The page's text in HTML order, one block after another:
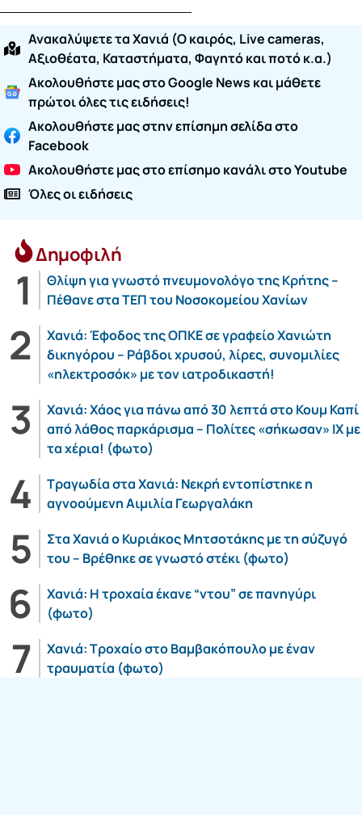
Ανακαλύψετε τα Χανιά (O καιρός, Live cameras,
Αξιοθέατα, Καταστήματα, Φαγητό και ποτό κ.α.)
Ακολουθήστε μας στο Google News και μάθετε
πρώτοι όλες τις ειδήσεις!
Ακολουθήστε μας στην επίσημη σελίδα στο
Facebook
Ακολουθήστε μας στο επίσημο κανάλι στο Youtube
Όλες οι ειδήσεις
Δημοφιλή
Θλίψη για γνωστό πνευμονολόγο της Κρήτης –
Πέθανε στα ΤΕΠ του Νοσοκομείου Χανίων
Χανιά: Έφοδος της ΟΠΚΕ σε γραφείο Χανιώτη
δικηγόρου – Ράβδοι χρυσού, λίρες, συνομιλίες
«ηλεκτροσόκ» με τον ιατροδικαστή!
Χανιά: Χάος για πάνω από 30 λεπτά στο Κουμ Καπί
από λάθος παρκάρισμα – Πολίτες «σήκωσαν» ΙΧ με
τα χέρια! (φωτο)
Τραγωδία στα Χανιά: Νεκρή εντοπίστηκε η
αγνοούμενη Αιμιλία Γεωργαλάκη
Στα Χανιά ο Κυριάκος Μητσοτάκης με τη σύζυγό
του – Βρέθηκε σε γνωστό στέκι (φωτο)
Χανιά: Η τροχαία έκανε “ντου” σε πανηγύρι
(φωτο)
Χανιά: Τροχαίο στο Βαμβακόπουλο με έναν
τραυματία (φωτο)